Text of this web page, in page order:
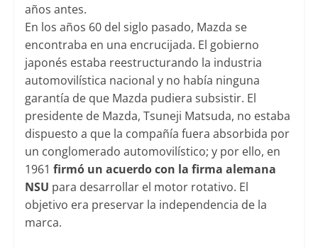
años antes.
En los años 60 del siglo pasado, Mazda se
encontraba en una encrucijada. El gobierno
japonés estaba reestructurando la industria
automovilística nacional y no había ninguna
garantía de que Mazda pudiera subsistir. El
presidente de Mazda, Tsuneji Matsuda, no estaba
dispuesto a que la compañía fuera absorbida por
un conglomerado automovilístico; y por ello, en
1961 firmó un acuerdo con la firma alemana
NSU para desarrollar el motor rotativo. El
objetivo era preservar la independencia de la
marca.